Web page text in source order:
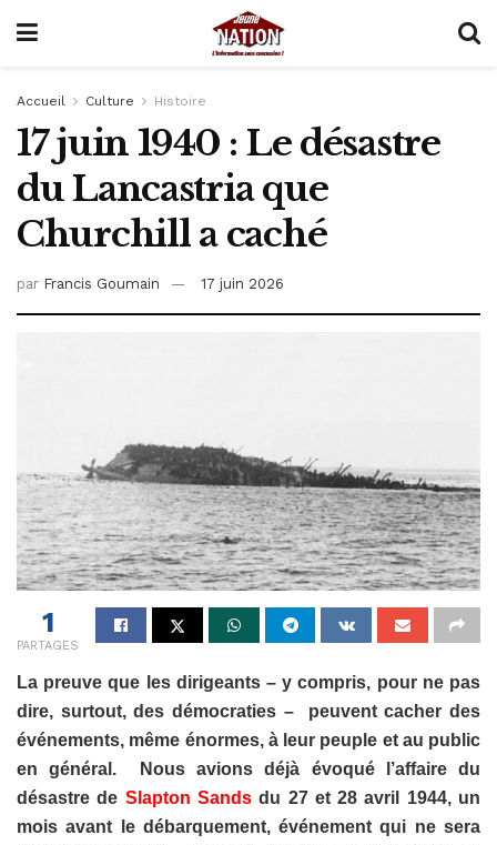
Accueil Culture Histoire
17 juin 1940 : Le désastre
du Lancastria que
Churchill a caché
par Francis Goumain 17 juin 2026
1
PARTAGES
La preuve que les dirigeants – y compris, pour ne pas
dire, surtout, des démocraties – peuvent cacher des
événements, même énormes, à leur peuple et au public
en général. Nous avions déjà évoqué l’affaire du
désastre de Slapton Sandsdu 27 et 28 avril 1944, un
mois avant le débarquement, événement qui ne sera